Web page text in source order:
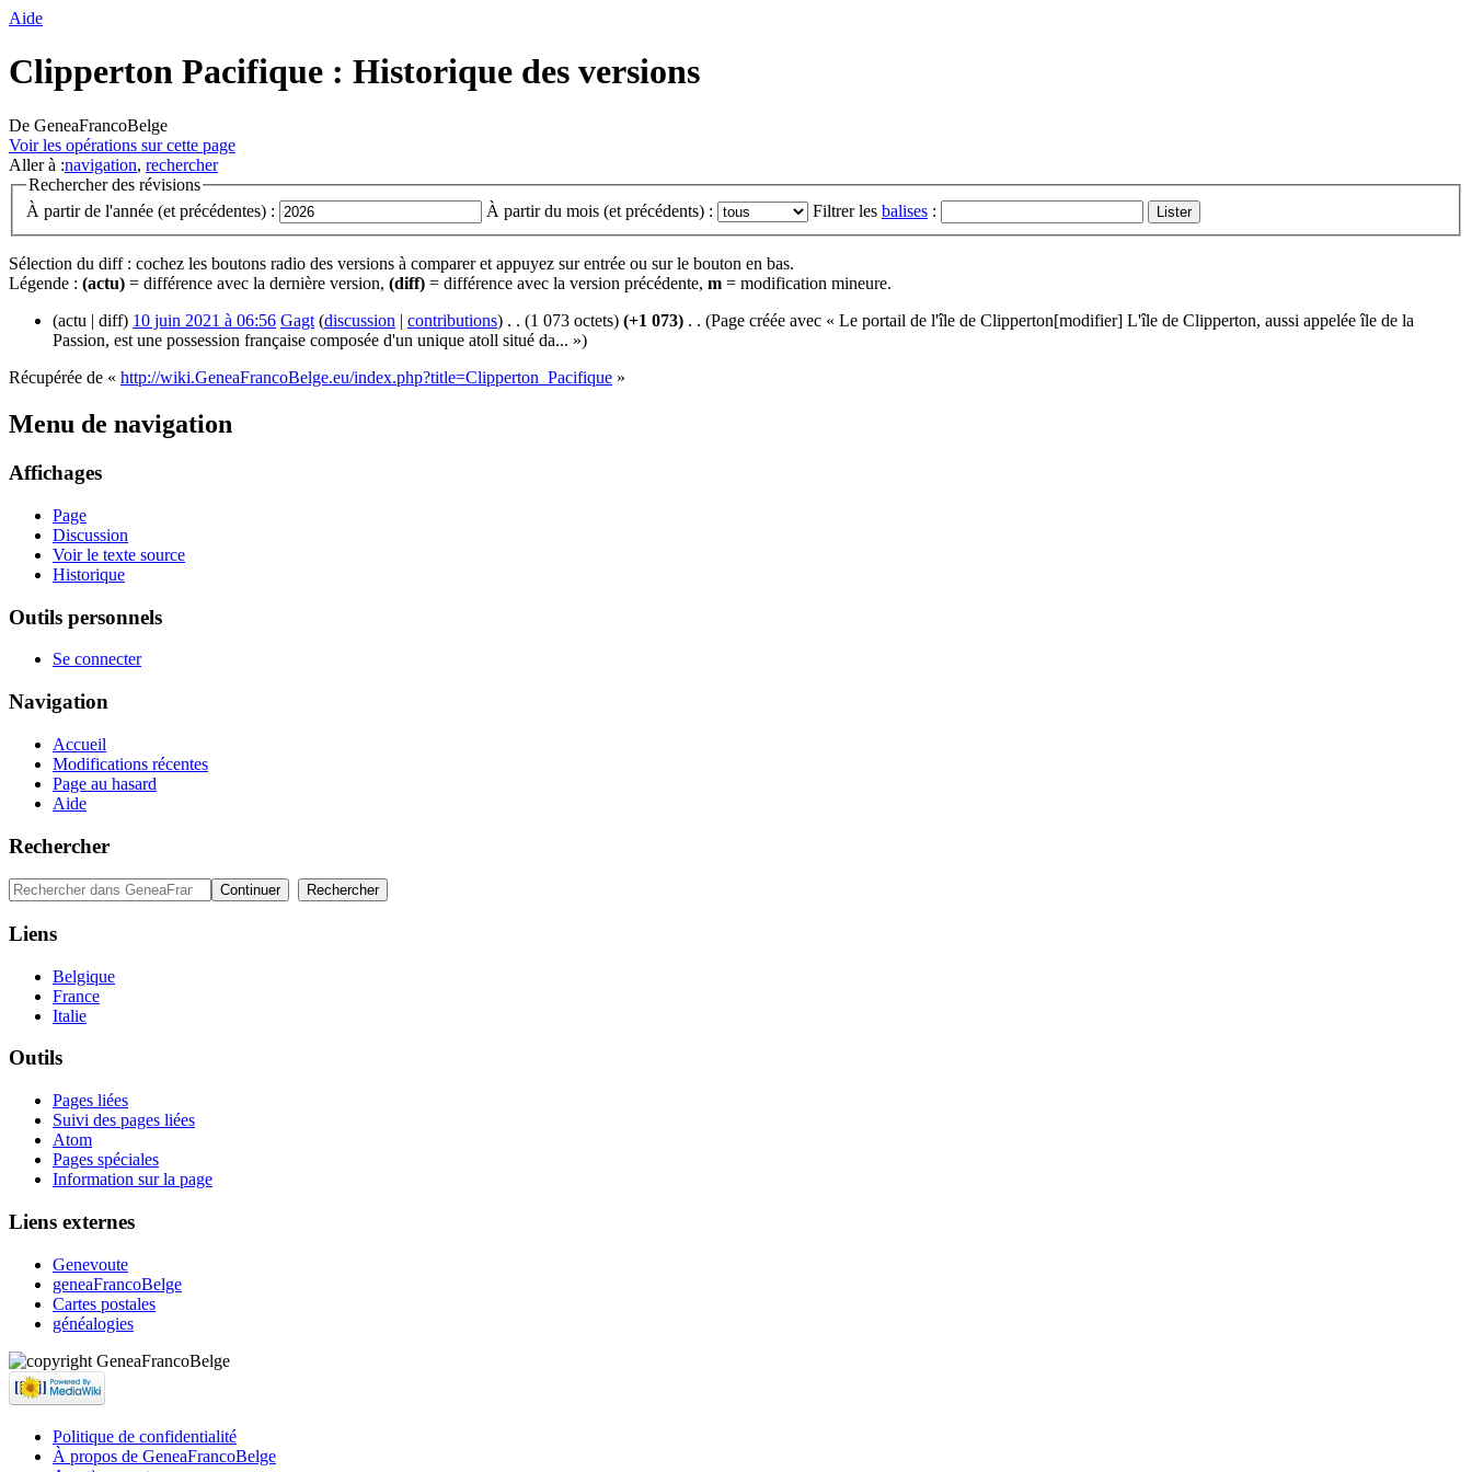
Aide
Clipperton Pacifique : Historique des versions
De GeneaFrancoBelge
Voir les opérations sur cette page
Aller à :navigation, rechercher
Rechercher des révisions
À partir de l'année (et précédentes) :
À partir du mois (et précédents) : Filtrer les balises :
Sélection du diff : cochez les boutons radio des versions à comparer et appuyez sur entrée ou sur le bouton en bas.
Légende : (actu) = différence avec la dernière version, (diff) = différence avec la version précédente, m = modification mineure.
(actu | diff) 10 juin 2021 à 06:56 Gagt (discussion contributions) . . (1 073 octets) (+1 073) . . (Page créée avec « Le portail de l'île de Clipperton[modifier] L'île de Clipperton, aussi appelée île de la
Passion, est une possession française composée d'un unique atoll situé da... »)
Récupérée de « http://wiki.GeneaFrancoBelge.eu/index.php?title=Clipperton_Pacifique »
Menu de navigation
Affichages
Page
Discussion
Voir le texte source
Historique
Outils personnels
Se connecter
Navigation
Accueil
Modifications récentes
Page au hasard
Aide
Rechercher
Liens
Belgique
France
Italie
Outils
Pages liées
Suivi des pages liées
Atom
Pages spéciales
Information sur la page
Liens externes
Genevoute
geneaFrancoBelge
Cartes postales
généalogies
Politique de confidentialité
À propos de GeneaFrancoBelge